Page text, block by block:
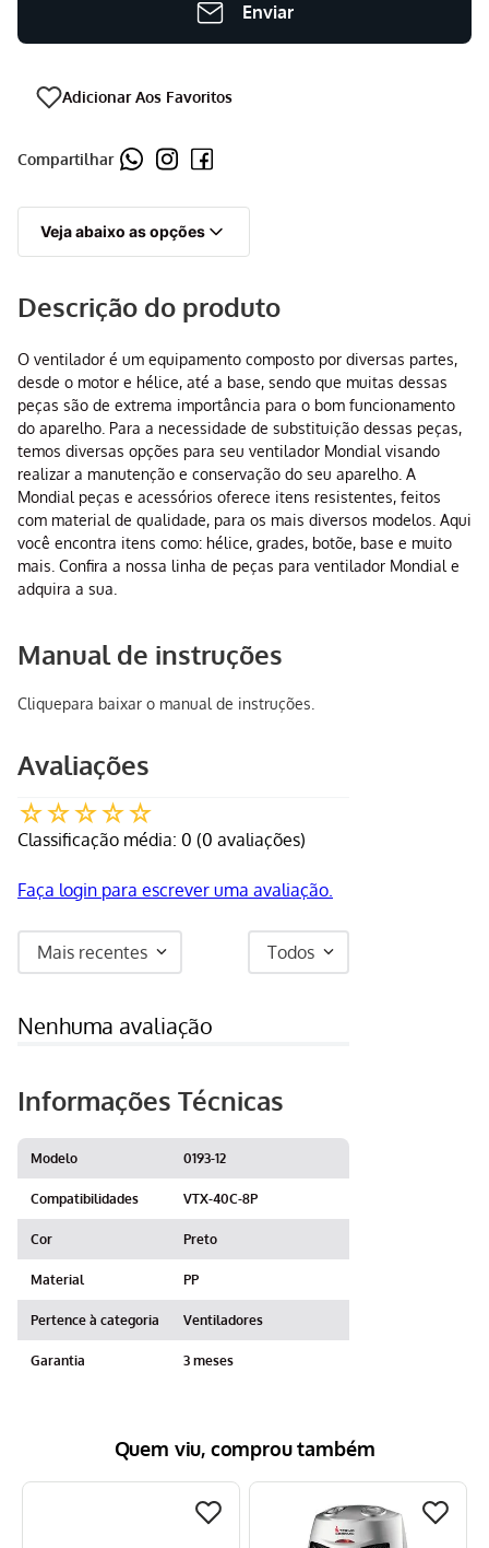
Enviar
Compartilhar
Veja abaixo as opções
Descrição do produto
O ventilador é um equipamento composto por diversas partes,
desde o motor e hélice, até a base, sendo que muitas dessas
peças são de extrema importância para o bom funcionamento
do aparelho. Para a necessidade de substituição dessas peças,
temos diversas opções para seu ventilador Mondial visando
realizar a manutenção e conservação do seu aparelho. A
Mondial peças e acessórios oferece itens resistentes, feitos
com material de qualidade, para os mais diversos modelos. Aqui
você encontra itens como: hélice, grades, botõe, base e muito
mais. Confira a nossa linha de peças para ventilador Mondial e
adquira a sua.
Manual de instruções
Cliquepara baixar o manual de instruções.
Avaliações
☆☆☆☆☆
Classificação média: 0 (0 avaliações)
Faça login para escrever uma avaliação.
Mais recentes Todos
Nenhuma avaliação
Informações Técnicas
Modelo 0193-12
Compatibilidades VTX-40C-8P
Cor Preto
Material PP
Pertence à categoria Ventiladores
Garantia 3 meses
Quem viu, comprou também